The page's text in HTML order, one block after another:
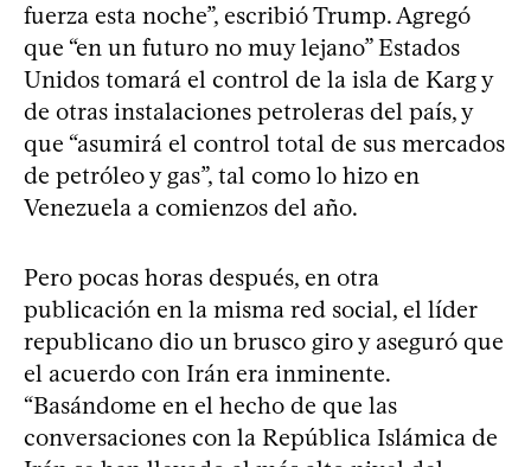
fuerza esta noche”, escribió Trump. Agregó
que “en un futuro no muy lejano” Estados
Unidos tomará el control de la isla de Karg y
de otras instalaciones petroleras del país, y
que “asumirá el control total de sus mercados
de petróleo y gas”, tal como lo hizo en
Venezuela a comienzos del año.
Pero pocas horas después, en otra
publicación en la misma red social, el líder
republicano dio un brusco giro y aseguró que
el acuerdo con Irán era inminente.
“Basándome en el hecho de que las
conversaciones con la República Islámica de